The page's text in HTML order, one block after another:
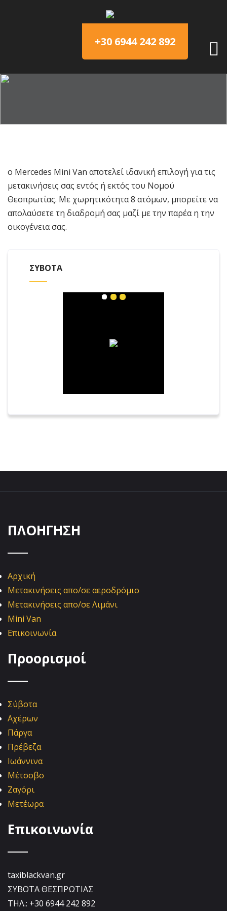
+30 6944 242 892
ο Mercedes Mini Van αποτελεί ιδανική επιλογή για τις
μετακινήσεις σας εντός ή εκτός του Νομού
Θεσπρωτίας. Με χωρητικότητα 8 ατόμων, μπορείτε να
απολαύσετε τη διαδρομή σας μαζί με την παρέα η την
οικογένεια σας.
ΣΥΒΟΤΑ
ΠΛΟΗΓΗΣΗ
Αρχική
Μετακινήσεις απο/σε αεροδρόμιο
Μετακινήσεις απο/σε Λιμάνι
Mini Van
Επικοινωνία
Προορισμοί
Σύβοτα
Αχέρων
Πάργα
Πρέβεζα
Ιωάννινα
Μέτσοβο
Ζαγόρι
Μετέωρα
Επικοινωνία
taxiblackvan.gr
ΣΥΒΟΤΑ ΘΕΣΠΡΩΤΙΑΣ
ΤΗΛ.: +30 6944 242 892